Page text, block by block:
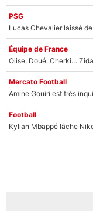
PSG
Équipe de France
Mercato Football
Football